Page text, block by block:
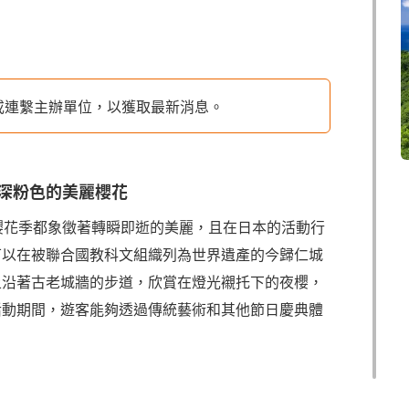
繫主辦單位，以獲取最新消息。
粉色的美麗櫻花
季都象徵著轉瞬即逝的美麗，且在日本的活動行
在被聯合國教科文組織列為世界遺產的今歸仁城
著古老城牆的步道，欣賞在燈光襯托下的夜櫻，
期間，遊客能夠透過傳統藝術和其他節日慶典體